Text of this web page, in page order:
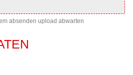
absenden upload abwarten